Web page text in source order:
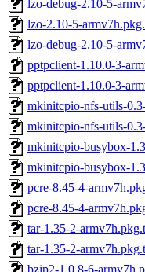
lzo-debug-2.10-5-
lzo-2.10-5-
lzo-debug-2.10-5-
pptpclient-1.10.0-3-
pptpclient-1.10.0-3-
mkinitcpio-nfs-utils-
mkinitcpio-nfs-utils-
mkinitcpio-busybox-
mkinitcpio-busybox-
pcre-8.45-4-
pcre-8.45-4-
tar-1.35-2-
tar-1.35-2-